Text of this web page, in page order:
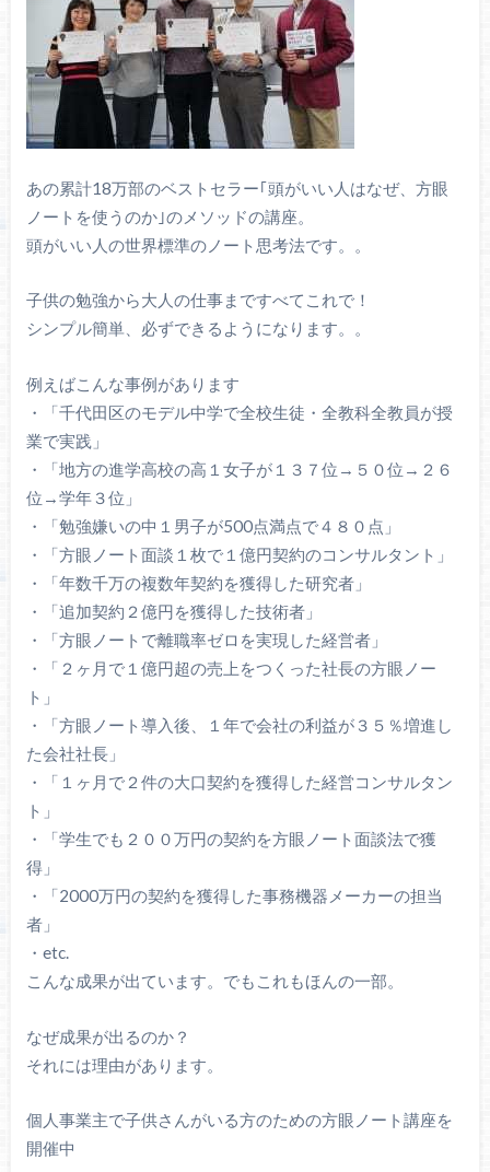
あの累計18万部のベストセラー｢頭がいい人はなぜ、方眼
ノートを使うのか｣のメソッドの講座。
頭がいい人の世界標準のノート思考法です。。
子供の勉強から大人の仕事まですべてこれで！
シンプル簡単、必ずできるようになります。。
例えばこんな事例があります
・「千代田区のモデル中学で全校生徒・全教科全教員が授
業で実践」
・「地方の進学高校の高１女子が１３７位→５０位→２６
位→学年３位」
・「勉強嫌いの中１男子が500点満点で４８０点」
・「方眼ノート面談１枚で１億円契約のコンサルタント」
・「年数千万の複数年契約を獲得した研究者」
・「追加契約２億円を獲得した技術者」
・「方眼ノートで離職率ゼロを実現した経営者」
・「２ヶ月で１億円超の売上をつくった社長の方眼ノー
ト」
・「方眼ノート導入後、１年で会社の利益が３５％増進し
た会社社長」
・「１ヶ月で２件の大口契約を獲得した経営コンサルタン
ト」
・「学生でも２００万円の契約を方眼ノート面談法で獲
得」
・「2000万円の契約を獲得した事務機器メーカーの担当
者」
・etc.
こんな成果が出ています。でもこれもほんの一部。
なぜ成果が出るのか？
それには理由があります。
個人事業主で子供さんがいる方のための方眼ノート講座を
開催中